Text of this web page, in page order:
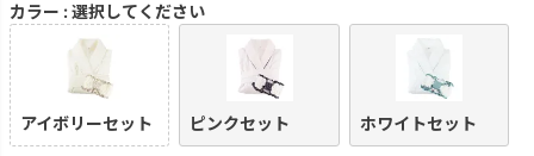
カラー 選択してください
アイボリーセット ピンクセット ホワイトセット